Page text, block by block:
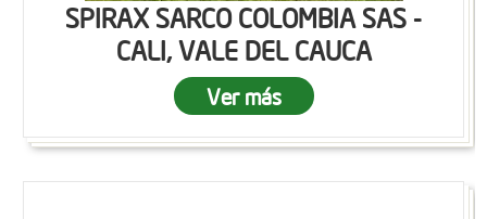
SPIRAX SARCO COLOMBIA SAS -
CALI, VALE DEL CAUCA
Ver más